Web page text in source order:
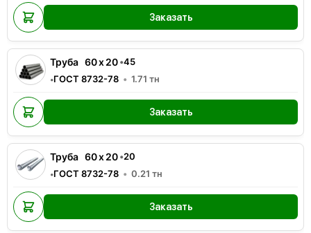
Заказать
Труба 60x20•45
•ГОСТ 8732-78 1.71 тн
Заказать
Труба 60x20•20
•ГОСТ 8732-78 0.21 тн
Заказать